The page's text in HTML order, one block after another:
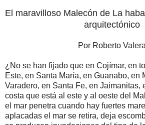
El maravilloso Malecón de La
arquitectónico
Por Roberto
¿No se han fijado que en Cojímar, en
Este, en Santa María, en Guanabo, en
Varadero, en Santa Fe, en Jaimanitas,
costa que está al este y al oeste del
el mar penetra cuando hay fuertes
aplacadas el mar se retira, deja